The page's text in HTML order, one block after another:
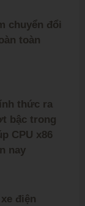
chuyển đổi
toàn
thức ra
bậc trong
CPU x86
nay
điện